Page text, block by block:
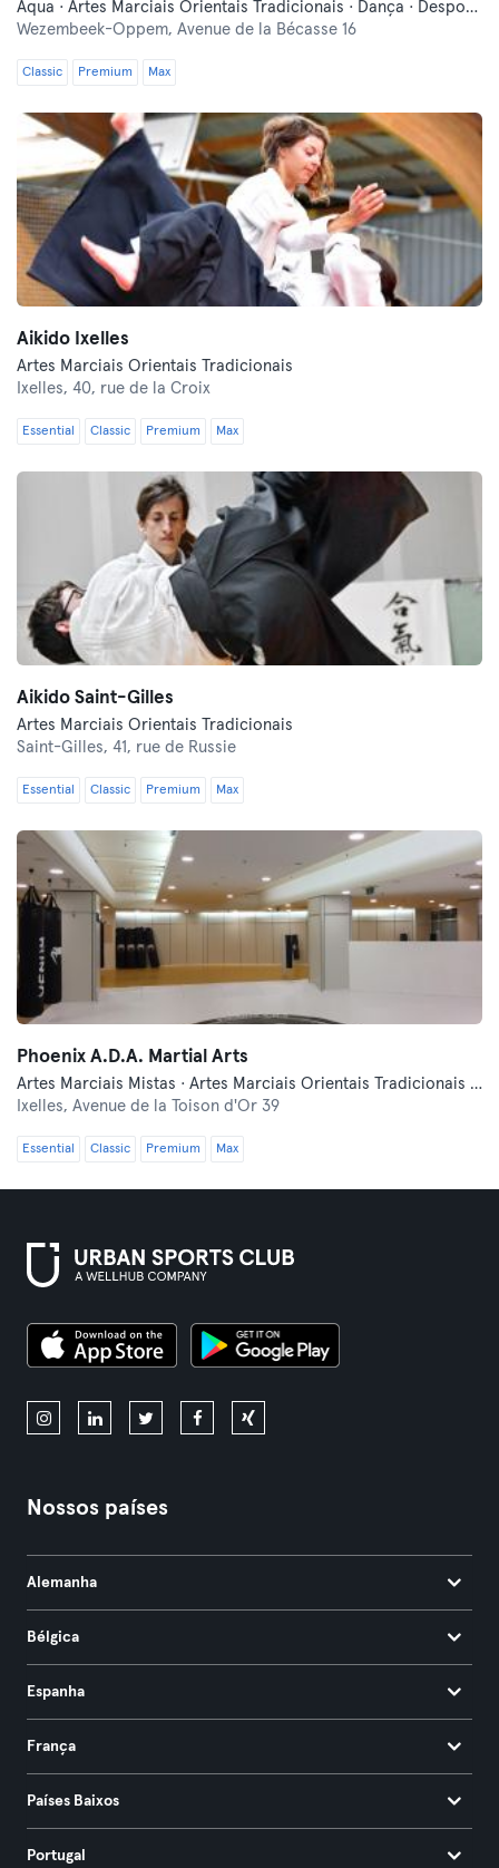
Aqua · Artes Marciais Orientais Tradicionais · Dança · Desportos de Combate · Fitness · Indoor Cycling · Pilates · Qi Gong e Tai Chi · Squash · Treinos Funcionais · Ténis · Yoga
Wezembeek-Oppem, Avenue de la Bécasse 16
Classic Premium Max
Aikido Ixelles
Artes Marciais Orientais Tradicionais
Ixelles, 40, rue de la Croix
Essential Classic Premium Max
Aikido Saint-Gilles
Artes Marciais Orientais Tradicionais
Saint-Gilles, 41, rue de Russie
Essential Classic Premium Max
Phoenix A.D.A. Martial Arts
Artes Marciais Mistas · Artes Marciais Orientais Tradicionais · Qi Gong e Tai Chi
Ixelles, Avenue de la Toison d'Or 39
Essential Classic Premium Max
Nossos países
Alemanha
Bélgica
Espanha
França
Países Baixos
Portugal